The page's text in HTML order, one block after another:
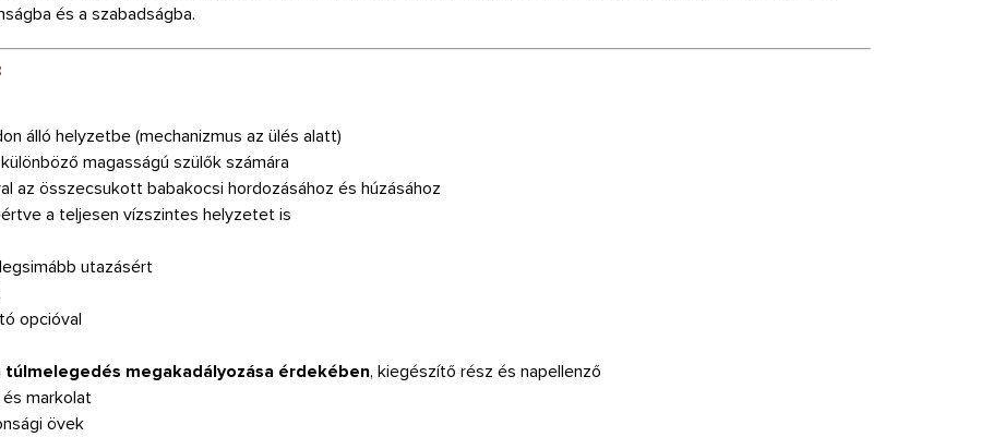
és a szabadságba.
álló helyzetbe (mechanizmus az ülés alatt)
különböző magasságú szülők számára
az összecsukott babakocsi hordozásához és húzásához
a teljesen vízszintes helyzetet is
utazásért
opcióval
megakadályozása érdekében, kiegészítő rész és napellenző
markolat
övek